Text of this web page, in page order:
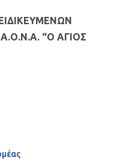
“Ο ΑΓΙΟΣ